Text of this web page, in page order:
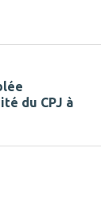
du CPJ à